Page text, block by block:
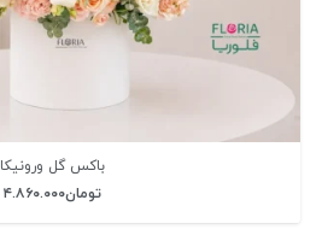
باکس گل ورونیکا
تومان۴.۸۶۰.۰۰۰